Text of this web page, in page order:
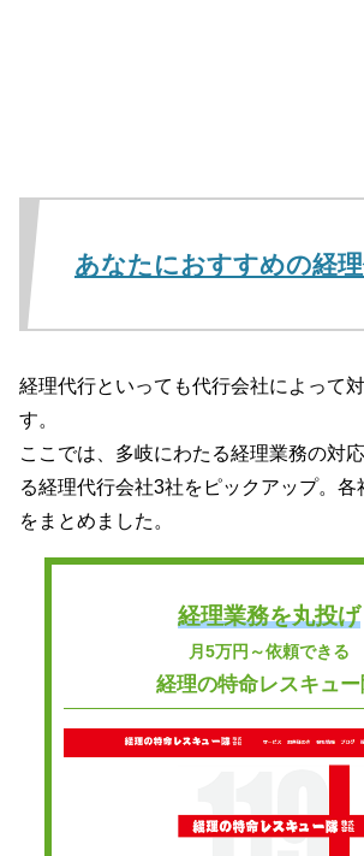
あなたにおすすめの経
経理代行といっても代行会社によって
す。
ここでは、多岐にわたる経理業務の対
る経理代行会社3社をピックアップ。各
をまとめました。
経理業務を丸投げ
月5万円～依頼できる
経理の特命レスキュ